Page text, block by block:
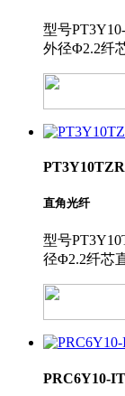
型号
外径Φ2.2纤
PT3Y10TZR
直角光纤
型号
径Φ2.2纤芯
PRC6Y10-